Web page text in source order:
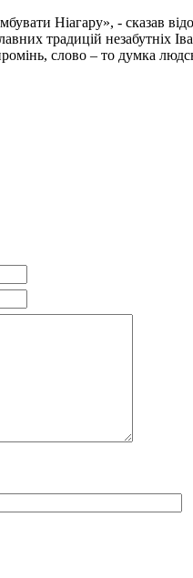
Ніагару», - сказав
традицій незабутніх
слово – то думка